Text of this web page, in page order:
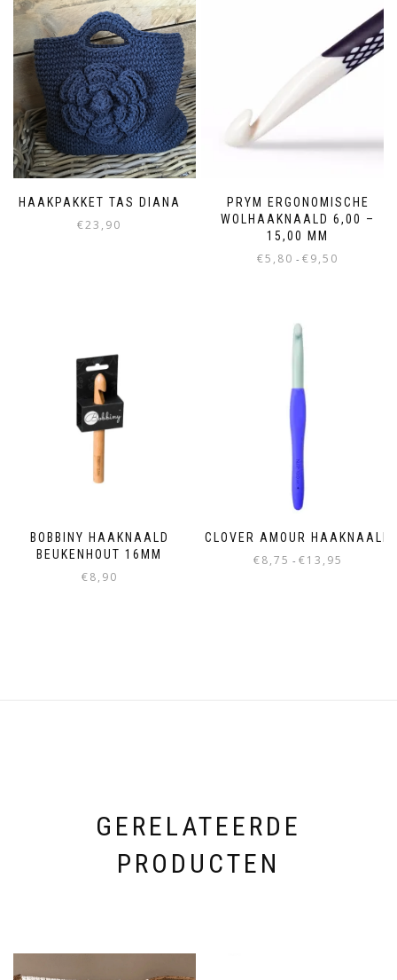
HAAKPAKKET TAS DIANA
€23,90
PRYM ERGONOMISCHE
WOLHAAKNAALD 6,00 –
15,00 MM
€5,80 - €9,50
BOBBINY HAAKNAALD
BEUKENHOUT 16MM
€8,90
CLOVER AMOUR HAAKNAALD
€8,75 - €13,95
GERELATEERDE
PRODUCTEN